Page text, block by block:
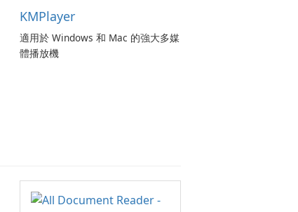
KMPlayer
適用於 Windows 和 Mac 的強大多媒
體播放機